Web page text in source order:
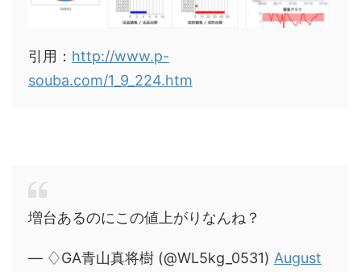
引用： http://www.p-
souba.com/1_9_224.htm
増台あるのにこの値上がりなんね？
— ♢GA青山真将樹 (@WL5kg_0531) August